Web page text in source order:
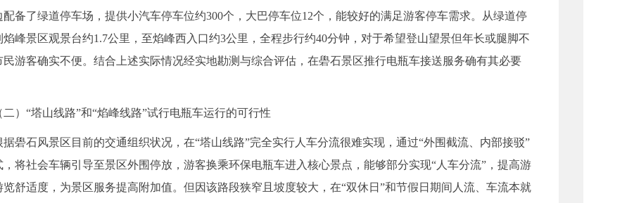
配备了绿道停车场，提供小汽车停车位约300个，大巴停车位12个，能较好的满足游客停车需求。从绿道停
焰峰景区观景台约1.7公里，至焰峰西入口约3公里，全程步行约40分钟，对于希望登山望景但年长或腿脚不
民游客确实不便。结合上述实际情况经实地勘测与综合评估，在礐石景区推行电瓶车接送服务确有其必要
“塔山线路”和“焰峰线路”试行电瓶车运行的可行性
石风景区目前的交通组织状况，在“塔山线路”完全实行人车分流很难实现，通过“外围截流、内部接驳”
，将社会车辆引导至景区外围停放，游客换乘环保电瓶车进入核心景点，能够部分实现“人车分流”，提高游
览舒适度，为景区服务提高附加值。但因该路段狭窄且坡度较大，在“双休日”和节假日期间人流、车流本就